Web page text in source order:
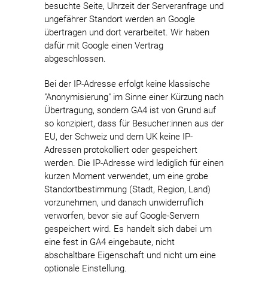
besuchte Seite, Uhrzeit der Serveranfrage und
ungefährer Standort werden an Google
übertragen und dort verarbeitet. Wir haben
dafür mit Google einen Vertrag
abgeschlossen.
Bei der IP-Adresse erfolgt keine klassische
"Anonymisierung" im Sinne einer Kürzung nach
Übertragung, sondern GA4 ist von Grund auf
so konzipiert, dass für Besucher:innen aus der
EU, der Schweiz und dem UK keine IP-
Adressen protokolliert oder gespeichert
werden. Die IP-Adresse wird lediglich für einen
kurzen Moment verwendet, um eine grobe
Standortbestimmung (Stadt, Region, Land)
vorzunehmen, und danach unwiderruflich
verworfen, bevor sie auf Google-Servern
gespeichert wird. Es handelt sich dabei um
eine fest in GA4 eingebaute, nicht
abschaltbare Eigenschaft und nicht um eine
optionale Einstellung.